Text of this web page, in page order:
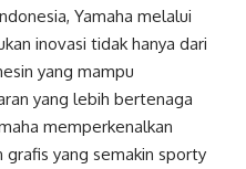
Yamaha melalui
inovasi tidak hanya dari
yang mampu
yang lebih bertenaga
memperkenalkan
yang semakin sporty